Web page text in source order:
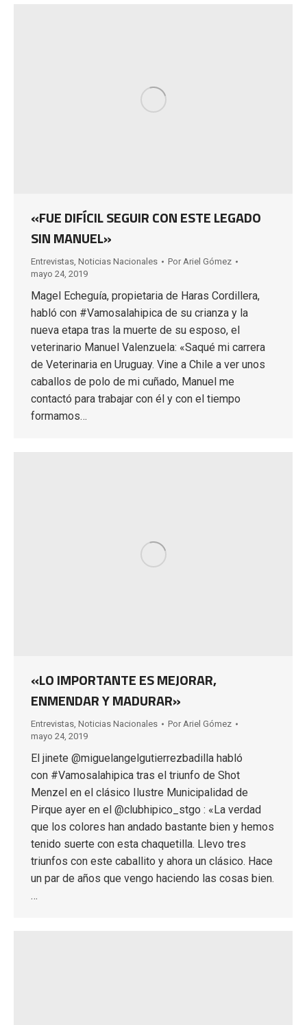
«FUE DIFÍCIL SEGUIR CON ESTE LEGADO
SIN MANUEL»
Entrevistas Noticias Nacionales Por Ariel Gómez
mayo 24, 2019
Magel Echeguía, propietaria de Haras Cordillera,
habló con #Vamosalahipica de su crianza y la
nueva etapa tras la muerte de su esposo, el
veterinario Manuel Valenzuela: «Saqué mi carrera
de Veterinaria en Uruguay. Vine a Chile a ver unos
caballos de polo de mi cuñado, Manuel me
contactó para trabajar con él y con el tiempo
formamos…
«LO IMPORTANTE ES MEJORAR,
ENMENDAR Y MADURAR»
Entrevistas Noticias Nacionales Por Ariel Gómez
mayo 24, 2019
El jinete @miguelangelgutierrezbadilla habló
con #Vamosalahipica tras el triunfo de Shot
Menzel en el clásico Ilustre Municipalidad de
Pirque ayer en el @clubhipico_stgo : «La verdad
que los colores han andado bastante bien y hemos
tenido suerte con esta chaquetilla. Llevo tres
triunfos con este caballito y ahora un clásico. Hace
un par de años que vengo haciendo las cosas bien.
…